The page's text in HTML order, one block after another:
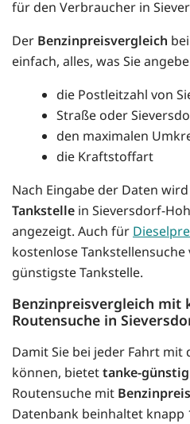
für den Verbraucher in
Der Benzinpreisvergleich bei
einfach, alles, was Sie
die Postleitzahl von
Straße oder
den maximalen
die Kraftstoffart
Nach Eingabe der Daten
Tankstelle in Sieversdorf-
angezeigt. Auch für
kostenlose Tankstellensuche
günstigste Tankstelle.
Benzinpreisvergleich mit
Routensuche in
Damit Sie bei jeder Fahrt mit
können, bietettanke-günstig
Routensuche mit
Datenbank beinhaltet knapp